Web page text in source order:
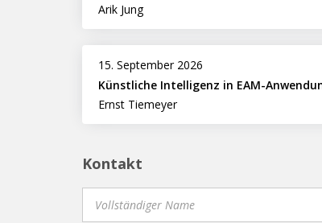
Arik Jung
15. September 2026
Künstliche Intelligenz in EAM-
Ernst Tiemeyer
Kontakt